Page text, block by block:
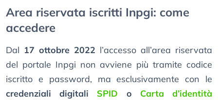
Area riservata iscritti Inpgi: come
accedere
Dal 17 ottobre 2022 l’accesso all’area riservata
del portale Inpgi non avviene più tramite codice
iscritto e password, ma esclusivamente con le
credenziali digitali SPID o Carta d’identità